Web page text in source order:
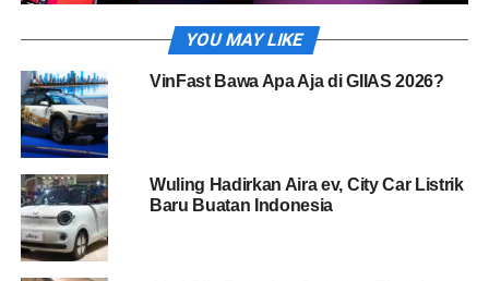
YOU MAY LIKE
VinFast Bawa Apa Aja di GIIAS 2026?
Wuling Hadirkan Aira ev, City Car Listrik
Baru Buatan Indonesia